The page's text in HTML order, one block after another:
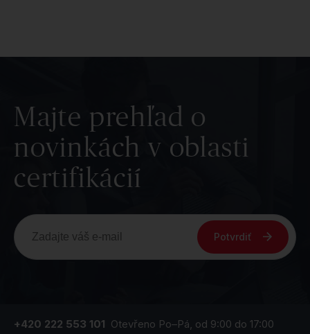
Majte prehľad o
novinkách v oblasti
certifikácií
Potvrdiť
+420 222 553 101 Otevřeno Po–Pá, od 9:00 do 17:00